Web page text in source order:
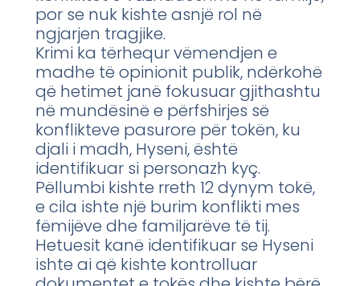
por se nuk kishte asnjë rol në
ngjarjen tragjike.
Krimi ka tërhequr vëmendjen e
madhe të opinionit publik, ndërkohë
që hetimet janë fokusuar gjithashtu
në mundësinë e përfshirjes së
konflikteve pasurore për tokën, ku
djali i madh, Hyseni, është
identifikuar si personazh kyç.
Pëllumbi kishte rreth 12 dynym tokë,
e cila ishte një burim konflikti mes
fëmijëve dhe familjarëve të tij.
Hetuesit kanë identifikuar se Hyseni
ishte ai që kishte kontrolluar